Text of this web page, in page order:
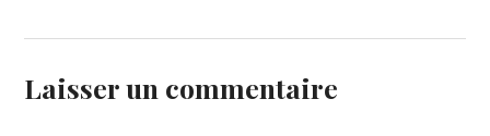
Laisser un commentaire